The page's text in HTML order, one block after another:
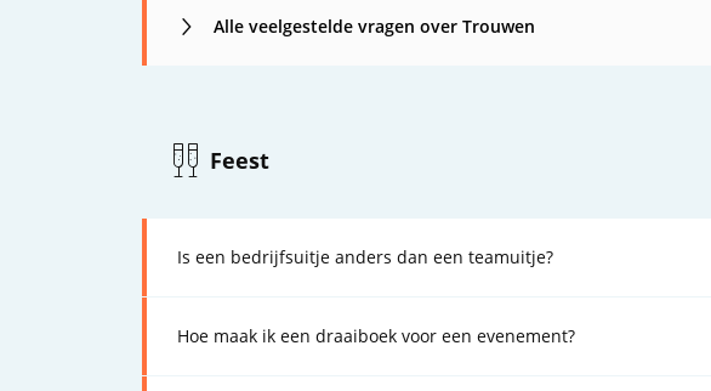
Alle veelgestelde vragen over Trouwen
Feest
Is een bedrijfsuitje anders dan een teamuitje?
Hoe maak ik een draaiboek voor een evenement?